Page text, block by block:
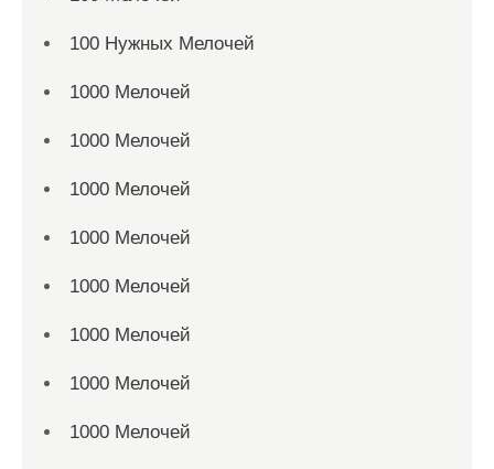
100 Нужных Мелочей
1000 Мелочей
1000 Мелочей
1000 Мелочей
1000 Мелочей
1000 Мелочей
1000 Мелочей
1000 Мелочей
1000 Мелочей